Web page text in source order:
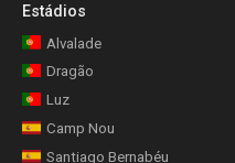
Estádios
Alvalade
Dragão
Luz
Camp Nou
Santiago Bernabéu